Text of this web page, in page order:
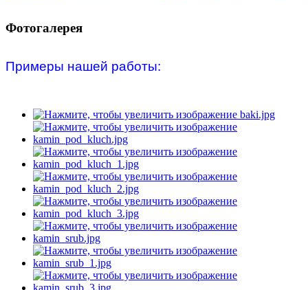
Фотогалерея
Примеры нашей работы: